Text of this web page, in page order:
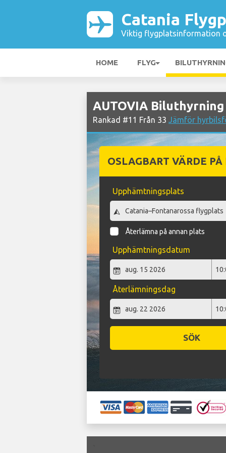
Catania
Viktig flygplatsinformation
HOME FLYG
AUTOVIA
Rankad #11 Från 33 Jämför
OSLAGBART VÄRDE
Upphämtningsplats
Återlämna på annan plats
Upphämtningsdatum
Återlämningsdag
SÖK